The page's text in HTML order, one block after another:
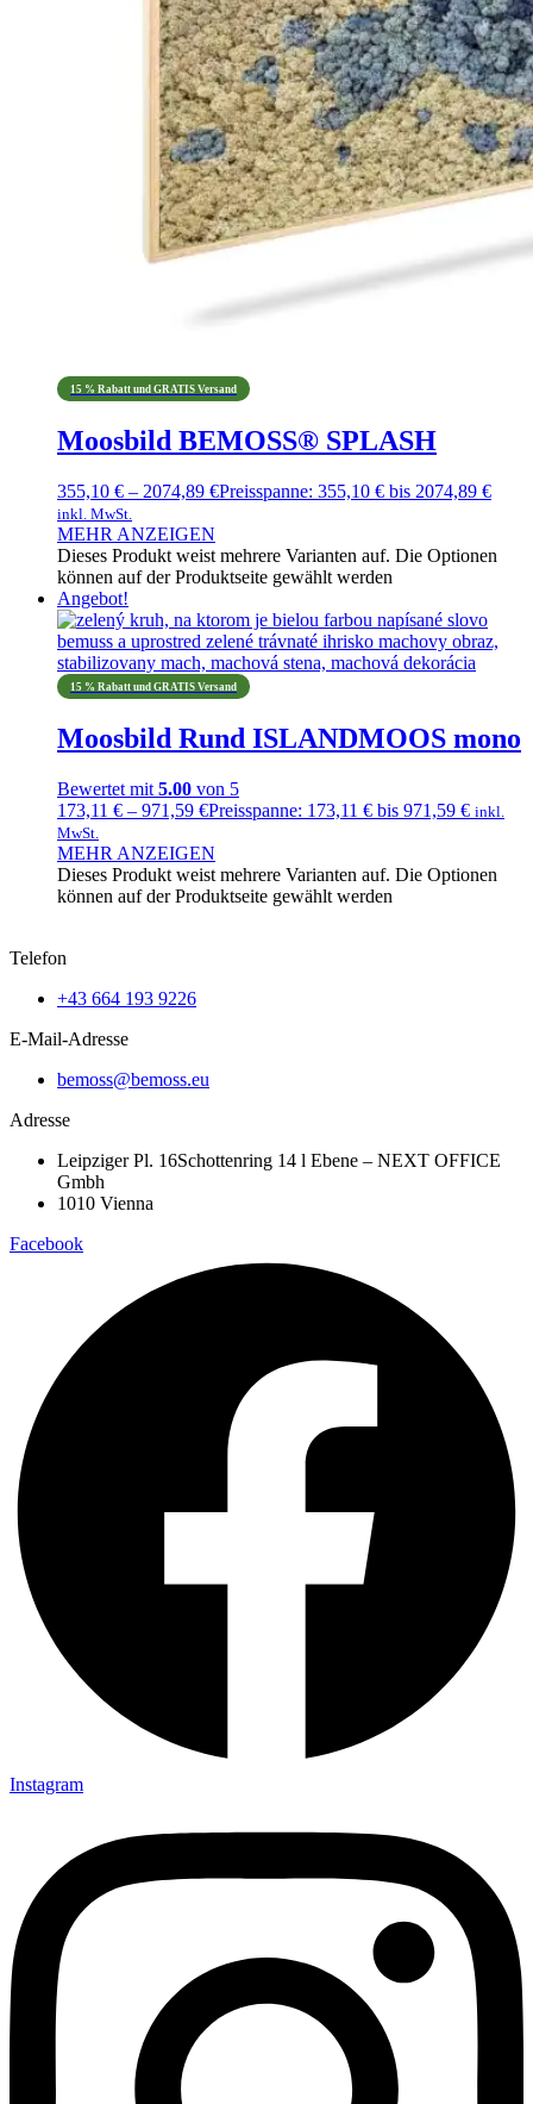
15 % Rabatt und GRATIS Versand
Moosbild BEMOSS® SPLASH
355,10 € – 2074,89 €Preisspanne: 355,10 € bis 2074,89 €
inkl. MwSt.
MEHR ANZEIGEN
Dieses Produkt weist mehrere Varianten auf. Die Optionen
können auf der Produktseite gewählt werden
Angebot!
15 % Rabatt und GRATIS Versand
Moosbild Rund ISLANDMOOS mono
Bewertet mit 5.00 von 5
173,11 € – 971,59 €Preisspanne: 173,11 € bis 971,59 € inkl.
MwSt.
MEHR ANZEIGEN
Dieses Produkt weist mehrere Varianten auf. Die Optionen
können auf der Produktseite gewählt werden
Telefon
+43 664 193 9226
E-Mail-Adresse
bemoss@bemoss.eu
Adresse
Leipziger Pl. 16Schottenring 14 l Ebene – NEXT OFFICE
Gmbh
1010 Vienna
Facebook
Instagram